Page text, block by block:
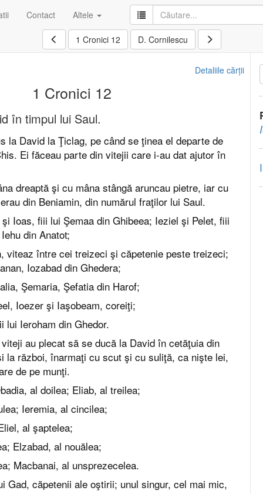
Contact Altele
1 Cronici 12 D. Cornilescu
Detaliile cărții
1 Cronici 12
în timpul lui Saul.
la David la Ţiclag, pe când se ţinea el departe de
Ei făceau parte din vitejii care i-au dat ajutor în
dreaptă şi cu mâna stângă aruncau pietre, iar cu
din Beniamin, din numărul fraţilor lui Saul.
Ioas, fiii lui Şemaa din Ghibeea; Ieziel şi Pelet, fiii
din Anatot;
viteaz între cei treizeci şi căpetenie peste treizeci;
Iozabad din Ghedera;
Şemaria, Şefatia din Harof;
Ioezer şi Iaşobeam, coreiţi;
lui Ieroham din Ghedor.
au plecat să se ducă la David în cetăţuia din
la război, înarmaţi cu scut şi cu suliţă, ca nişte lei,
de pe munţi.
al doilea; Eliab, al treilea;
Ieremia, al cincilea;
al şaptelea;
Elzabad, al nouălea;
Macbanai, al unsprezecelea.
Gad, căpetenii ale oştirii; unul singur, cel mai mic,